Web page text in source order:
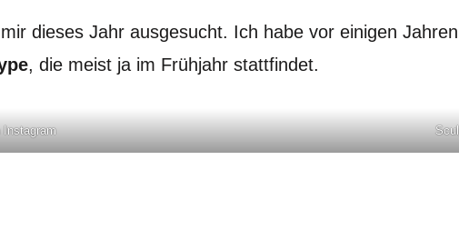
dieses Jahr ausgesucht. Ich habe vor einigen
, die meist ja im Frühjahr stattfindet.
Instagram